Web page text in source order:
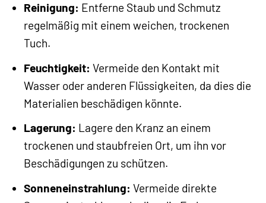
Reinigung: Entferne Staub und Schmutz
regelmäßig mit einem weichen, trockenen
Tuch.
Feuchtigkeit: Vermeide den Kontakt mit
Wasser oder anderen Flüssigkeiten, da dies die
Materialien beschädigen könnte.
Lagerung: Lagere den Kranz an einem
trockenen und staubfreien Ort, um ihn vor
Beschädigungen zu schützen.
Sonneneinstrahlung: Vermeide direkte